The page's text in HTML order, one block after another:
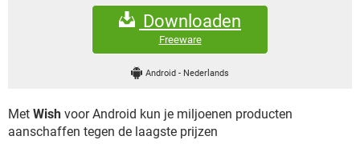
CORONAVIRUS
SNAPCHAT
WINDOWS 10
CORONAVIRUS
SNAPCHAT
GAMES
GRATIS SNAPCHAT
Downloaden
Freeware
Android - Nederlands
Met Wish voor Android kun je miljoenen producten
aanschaffen tegen de laagste prijzen